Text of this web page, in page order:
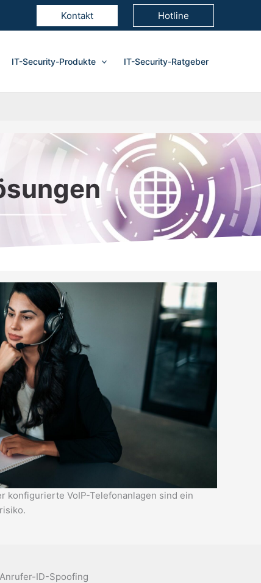
Kontakt Hotline
IT-Security-Produkte IT-Security-Ratgeber
konfigurierte VoIP-Telefonanlagen sind ein
Anrufer-ID-Spoofing